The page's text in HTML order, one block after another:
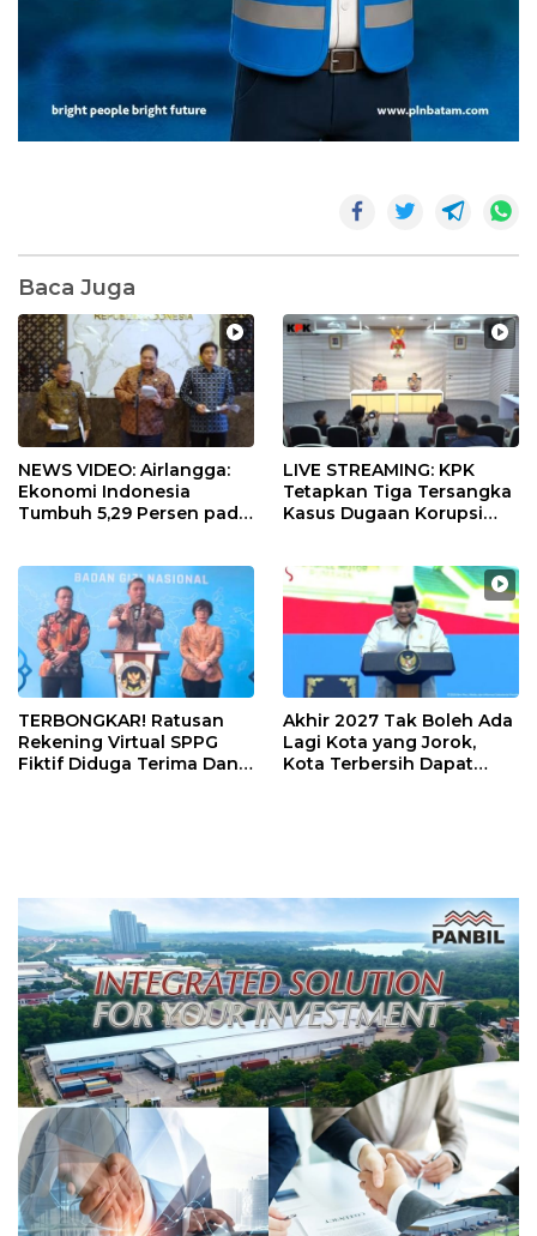
Baca Juga
NEWS VIDEO: Airlangga:
Ekonomi Indonesia
Tumbuh 5,29 Persen pada
LIVE STREAMING: KPK
Tetapkan Tiga Tersangka
Kasus Dugaan Korupsi
TERBONGKAR! Ratusan
Rekening Virtual SPPG
Fiktif Diduga Terima Dana
Akhir 2027 Tak Boleh Ada
Lagi Kota yang Jorok,
Kota Terbersih Dapat